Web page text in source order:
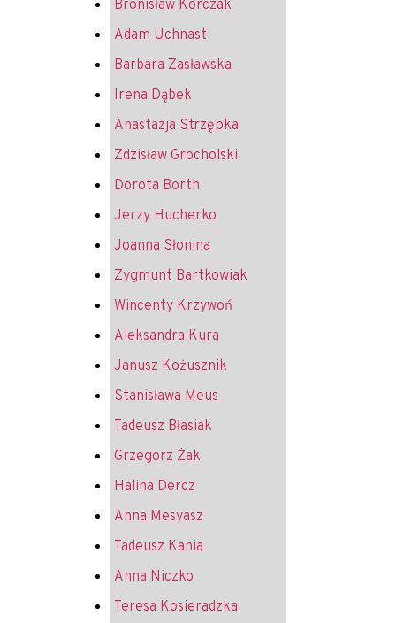
Bronisław Korczak
Adam Uchnast
Barbara Zasławska
Irena Dąbek
Anastazja Strzępka
Zdzisław Grocholski
Dorota Borth
Jerzy Hucherko
Joanna Słonina
Zygmunt Bartkowiak
Wincenty Krzywoń
Aleksandra Kura
Janusz Kożusznik
Stanisława Meus
Tadeusz Błasiak
Grzegorz Żak
Halina Dercz
Anna Mesyasz
Tadeusz Kania
Anna Niczko
Teresa Kosieradzka